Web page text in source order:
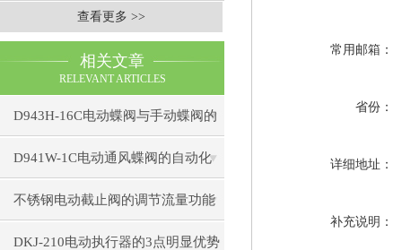
查看更多 >>
相关文章
RELEVANT ARTICLES
D943H-16C电动蝶阀与手动蝶阀的
比较
D941W-1C电动通风蝶阀的自动化
控制技术
不锈钢电动截止阀的调节流量功能
解析
DKJ-210电动执行器的3点明显优势
常用邮箱：
省份：
详细地址：
补充说明：